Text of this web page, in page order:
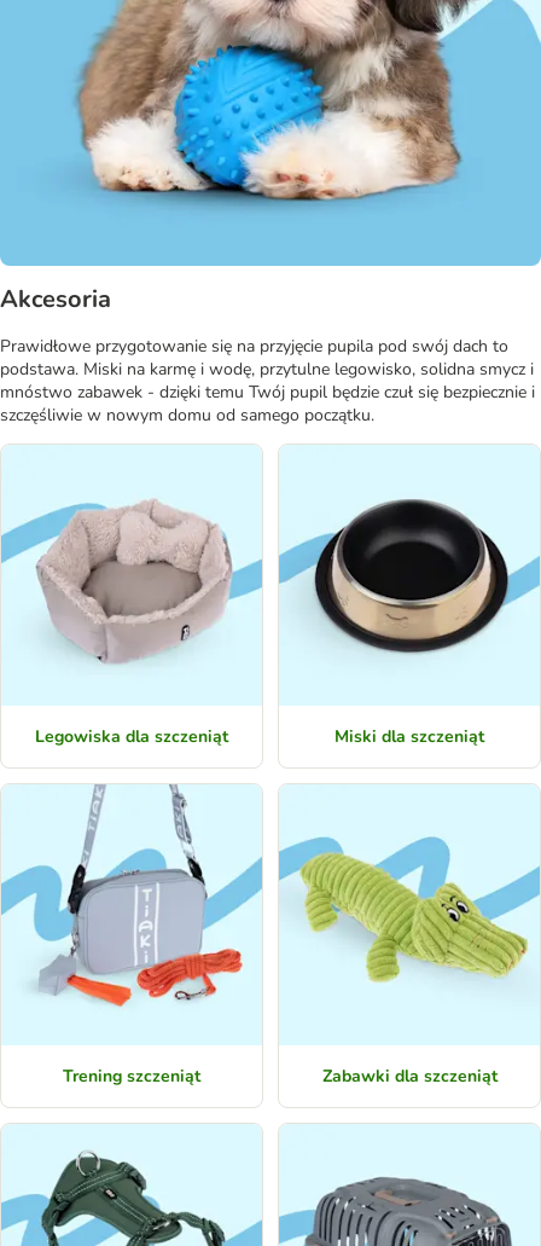
Akcesoria
Prawidłowe przygotowanie się na przyjęcie pupila pod swój dach to
podstawa. Miski na karmę i wodę, przytulne legowisko, solidna smycz i
mnóstwo zabawek - dzięki temu Twój pupil będzie czuł się bezpiecznie i
szczęśliwie w nowym domu od samego początku.
Legowiska dla szczeniąt Miski dla szczeniąt
Trening szczeniąt Zabawki dla szczeniąt